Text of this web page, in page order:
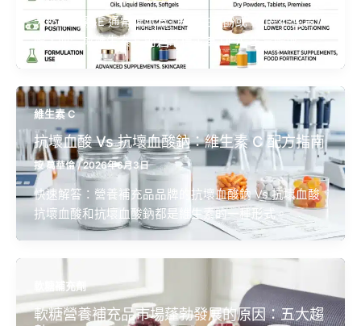
天然維生素 E 通常標示為 D-Α-生育酚或 RRR-Α-生育
酚，而合成維生素 E 則通常標示為 Dl-Α-生育酚或
維生素 C
抗壞血酸 Vs 抗壞血酸鈉：維生素 C 配方指南
按萬華倫/2026年6月3日
快速解答：營養補充品品牌的抗壞血酸鈉 Vs 抗壞血酸
抗壞血酸和抗壞血酸鈉都是維生素的一種形式。
軟糖補充劑
軟糖營養補充品市場蓬勃發展的原因：五大趨